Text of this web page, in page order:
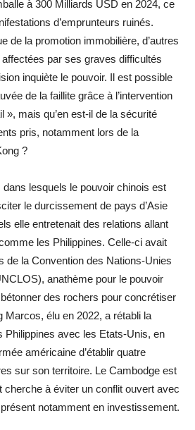
à 300 Milliards USD en 2024, ce
d’emprunteurs ruinés.
de la promotion immobilière, d’autres
par ses graves difficultés
inquiète le pouvoir. Il est possible
de la faillite grâce à l’intervention
», mais qu’en est-il de la sécurité
pris, notamment lors de la
?
lesquels le pouvoir chinois est
le durcissement de pays d’Asie
elle entretenait des relations allant
les Philippines. Celle-ci avait
de la Convention des Nations-Unies
anathème pour le pouvoir
des rochers pour concrétiser
Marcos, élu en 2022, a rétabli la
Philippines avec les Etats-Unis, en
américaine d’établir quatre
sur son territoire. Le Cambodge est
cherche à éviter un conflit ouvert avec
notamment en investissement.